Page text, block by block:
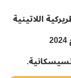
اللاتينية